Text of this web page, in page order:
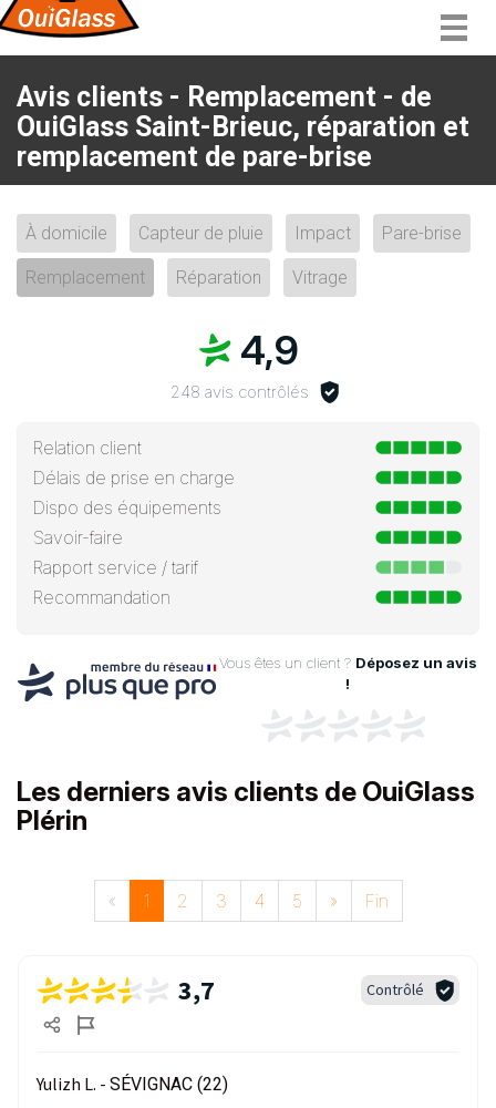
Avis clients - Remplacement - de
OuiGlass Saint-Brieuc, réparation et
remplacement de pare-brise
À domicile Capteur de pluie Impact Pare-brise
Remplacement Réparation Vitrage
4,9
248 avis contrôlés
Relation client
Délais de prise en charge
Dispo des équipements
Savoir-faire
Rapport service / tarif
Recommandation
Vous êtes un client ? Déposez un avis
!
Les derniers avis clients de OuiGlass
Plérin
« 1 2 3 4 5 » Fin
3,7 Contrôlé
Yulizh L. - SÉVIGNAC (22)